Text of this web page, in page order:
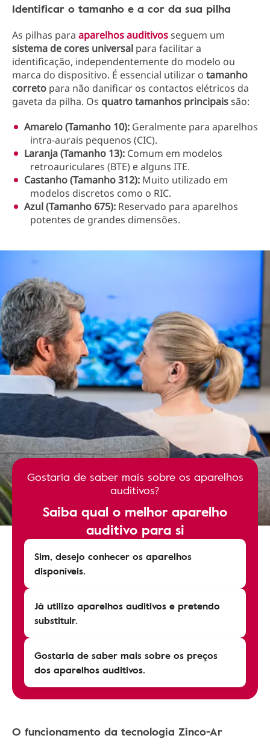
Identificar o tamanho e a cor da sua pilha
As pilhas para aparelhos auditivosseguem um
sistema de cores universal para facilitar a
identificação, independentemente do modelo ou
marca do dispositivo. É essencial utilizar o tamanho
correto para não danificar os contactos elétricos da
gaveta da pilha. Os quatro tamanhos principaissão:
Amarelo (Tamanho 10): Geralmente para aparelhos
intra-aurais pequenos (CIC).
Laranja (Tamanho 13): Comum em modelos
retroauriculares (BTE) e alguns ITE.
Castanho (Tamanho 312): Muito utilizado em
modelos discretos como o RIC.
Azul (Tamanho 675): Reservado para aparelhos
potentes de grandes dimensões.
Gostaria de saber mais sobre os aparelhos
auditivos?
Saiba qual o melhor aparelho
auditivo para si
Sim, desejo conhecer os aparelhos
disponíveis.
Já utilizo aparelhos auditivos e pretendo
substituir.
Gostaria de saber mais sobre os preços
dos aparelhos auditivos.
O funcionamento da tecnologia Zinco-Ar